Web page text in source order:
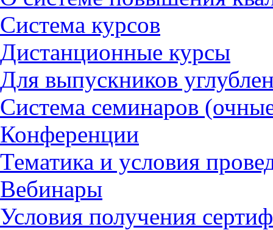
Система курсов
Дистанционные курсы
Для выпускников
Система семинаров
Конференции
Тематика и условия
Вебинары
Условия получения